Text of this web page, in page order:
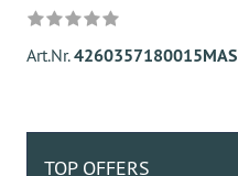
Art.Nr.4260357180015MAS
TOP OFFERS